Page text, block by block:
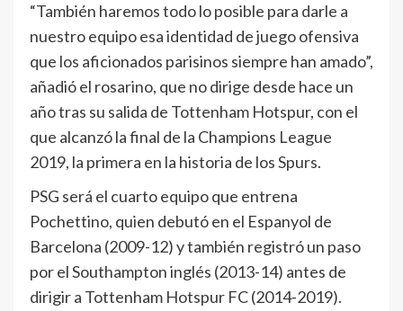
“También haremos todo lo posible para darle a
nuestro equipo esa identidad de juego ofensiva
que los aficionados parisinos siempre han amado”,
añadió el rosarino, que no dirige desde hace un
año tras su salida de Tottenham Hotspur, con el
que alcanzó la final de la Champions League
2019, la primera en la historia de los Spurs.
PSG será el cuarto equipo que entrena
Pochettino, quien debutó en el Espanyol de
Barcelona (2009-12) y también registró un paso
por el Southampton inglés (2013-14) antes de
dirigir a Tottenham Hotspur FC (2014-2019).